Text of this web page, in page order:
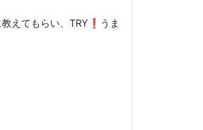
てもらい、TRY❗️うま